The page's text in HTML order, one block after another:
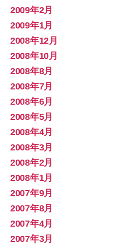
2009年2月
2009年1月
2008年12月
2008年10月
2008年8月
2008年7月
2008年6月
2008年5月
2008年4月
2008年3月
2008年2月
2008年1月
2007年9月
2007年8月
2007年4月
2007年3月